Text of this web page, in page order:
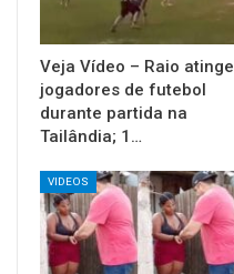
Veja Vídeo – Raio atinge
jogadores de futebol
durante partida na
Tailândia; 1…
VIDEOS